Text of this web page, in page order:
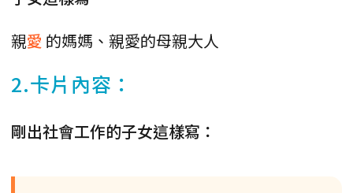
親愛 的媽媽、親愛的母親大人
2.卡片內容：
剛出社會工作的子女這樣寫：